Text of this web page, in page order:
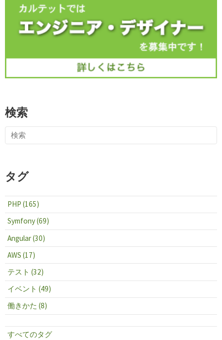
検索
タグ
PHP (165)
Symfony (69)
Angular (30)
AWS (17)
テスト (32)
イベント (49)
働きかた (8)
すべてのタグ